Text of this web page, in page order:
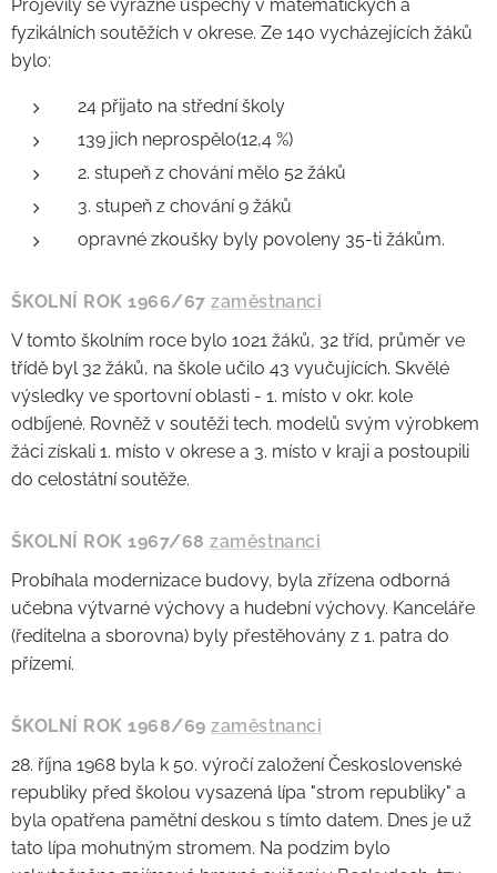
Projevily se výrazné úspěchy v matematických a
fyzikálních soutěžích v okrese. Ze 140 vycházejících žáků
bylo:
24 přijato na střední školy
139 jich neprospělo(12,4 %)
2. stupeň z chování mělo 52 žáků
3. stupeň z chování 9 žáků
opravné zkoušky byly povoleny 35-ti žákům.
ŠKOLNÍ ROK 1966/67 zaměstnanci
V tomto školním roce bylo 1021 žáků, 32 tříd, průměr ve
třídě byl 32 žáků, na škole učilo 43 vyučujících. Skvělé
výsledky ve sportovní oblasti - 1. místo v okr. kole
odbíjené. Rovněž v soutěži tech. modelů svým výrobkem
žáci získali 1. místo v okrese a 3. místo v kraji a postoupili
do celostátní soutěže.
ŠKOLNÍ ROK 1967/68 zaměstnanci
Probíhala modernizace budovy, byla zřízena odborná
učebna výtvarné výchovy a hudební výchovy. Kanceláře
(ředitelna a sborovna) byly přestěhovány z 1. patra do
přízemí.
ŠKOLNÍ ROK 1968/69 zaměstnanci
28. října 1968 byla k 50. výročí založení Československé
republiky před školou vysazená lípa "strom republiky" a
byla opatřena pamětní deskou s tímto datem. Dnes je už
tato lípa mohutným stromem. Na podzim bylo